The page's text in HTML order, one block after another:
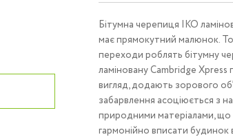
Бітумна черепиця IKO
має прямокутний малюнок.
переходи роблять бітумну
ламіновану Cambridge
вигляд, додають зорового
забарвлення асоціюється з
природними матеріалами,
гармонійно вписати будинок